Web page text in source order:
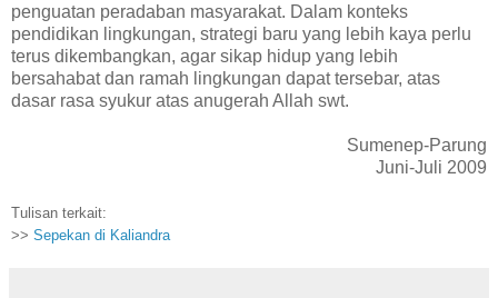
penguatan peradaban masyarakat. Dalam konteks
pendidikan lingkungan, strategi baru yang lebih kaya perlu
terus dikembangkan, agar sikap hidup yang lebih
bersahabat dan ramah lingkungan dapat tersebar, atas
dasar rasa syukur atas anugerah Allah swt.
Sumenep-Parung
Juni-Juli 2009
Tulisan terkait:
>> Sepekan di Kaliandra